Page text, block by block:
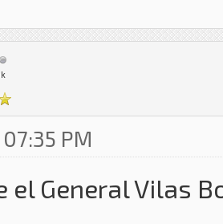
PM
el General Vilas